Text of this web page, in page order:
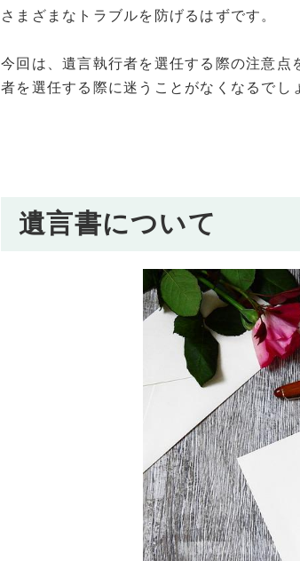
さまざまなトラブルを防げるはずです。
今回は、遺言執行者を選任する際の注意
者を選任する際に迷うことがなくなるでし
遺言書について